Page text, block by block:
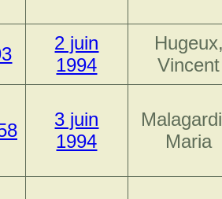
2 juin
1994
Vincent
3 juin
1994
Maria